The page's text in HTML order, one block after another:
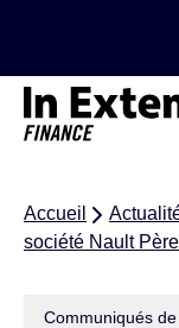
Accueil
société Nault
Communiqués